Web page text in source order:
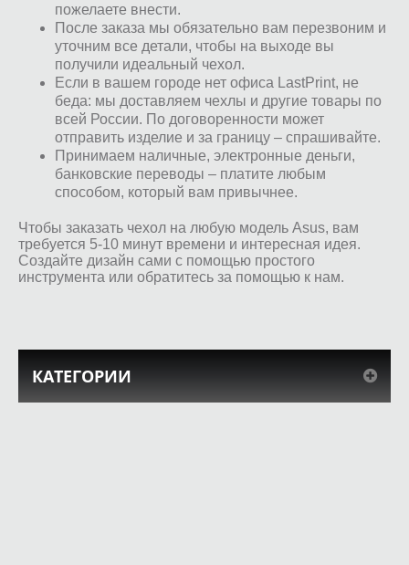
пожелаете внести.
После заказа мы обязательно вам перезвоним и
уточним все детали, чтобы на выходе вы
получили идеальный чехол.
Если в вашем городе нет офиса LastPrint, не
беда: мы доставляем чехлы и другие товары по
всей России. По договоренности может
отправить изделие и за границу – спрашивайте.
Принимаем наличные, электронные деньги,
банковские переводы – платите любым
способом, который вам привычнее.
Чтобы заказать чехол на любую модель Asus, вам
требуется 5-10 минут времени и интересная идея.
Создайте дизайн сами с помощью простого
инструмента или обратитесь за помощью к нам.
КАТЕГОРИИ